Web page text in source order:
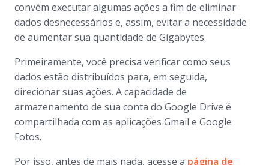
convém executar algumas ações a fim de eliminar
dados desnecessários e, assim, evitar a necessidade
de aumentar sua quantidade de Gigabytes.
Primeiramente, você precisa verificar como seus
dados estão distribuídos para, em seguida,
direcionar suas ações. A capacidade de
armazenamento de sua conta do Google Drive é
compartilhada com as aplicações Gmail e Google
Fotos.
Por isso, antes de mais nada, acesse a página de